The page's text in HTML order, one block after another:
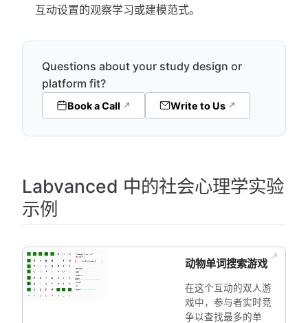
互动设置的观察学习或建模范式。
Questions about your study design or
platform fit?
Book a Call Write to Us
Labvanced 中的社会心理学实验
示例
动物单词搜索游戏
在这个互动的双人游
戏中，参与者实时竞
争以查找最多的单